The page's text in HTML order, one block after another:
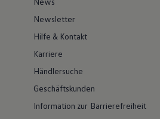
Newsletter
Hilfe & Kontakt
Karriere
Händlersuche
Geschäftskunden
Information zur Barrierefreiheit